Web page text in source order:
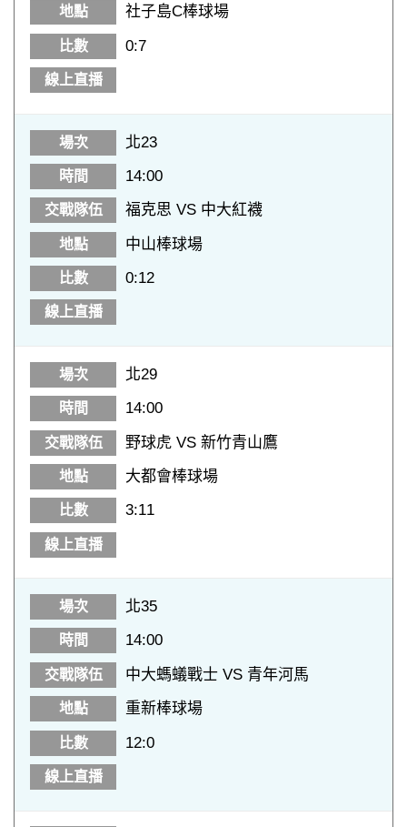
社子島C棒球場
0:7
北23
14:00
福克思 VS 中大紅襪
中山棒球場
0:12
北29
14:00
野球虎 VS 新竹青山鷹
大都會棒球場
3:11
北35
14:00
中大螞蟻戰士 VS 青年河馬
重新棒球場
12:0